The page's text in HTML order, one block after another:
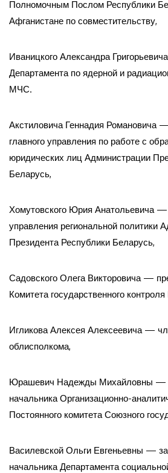
Полномочным Послом Республики
Афганистане по совместительству,
Иваницкого Александра
Департамента по ядерной и
МЧС.
Акстиловича Геннадия Романовича
главного управления по работе с
юридических лиц Администрации
Беларусь,
Хомутовского Юрия Анатольевича
управления региональной политики
Президента Республики Беларусь,
Садовского Олега Викторовича —
Комитета государственного
Игликова Алексея Алексеевича —
облисполкома,
Юрашевич Надежды Михайловны —
начальника Организационно-
Постоянного комитета Союзного
Василевской Ольги Евгеньевны —
начальника Департамента